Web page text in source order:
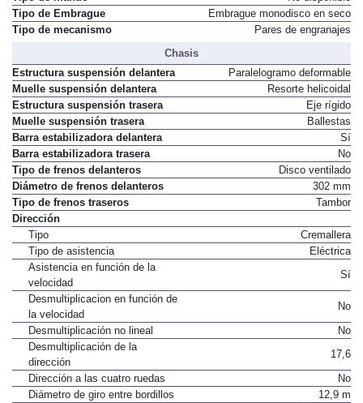
Tipo de Embrague
Embrague monodisco en seco
Tipo de mecanismo
Pares de engranajes
Chasis
Estructura suspensión delantera
Paralelogramo deformable
Muelle suspensión delantera
Resorte helicoidal
Estructura suspensión trasera
Eje rígido
Muelle suspensión trasera
Ballestas
Barra estabilizadora delantera
Sí
Barra estabilizadora trasera
No
Tipo de frenos delanteros
Disco ventilado
Diámetro de frenos delanteros
302 mm
Tipo de frenos traseros
Tambor
Dirección
Tipo
Cremallera
Tipo de asistencia
Eléctrica
Asistencia en función de la
velocidad
Sí
Desmultiplicacion en función de
la velocidad
No
Desmultiplicación no lineal
No
Desmultiplicación de la
dirección
17,6
Dirección a las cuatro ruedas
No
Diámetro de giro entre bordillos
12,9 m